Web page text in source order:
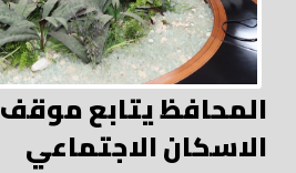
المحافظ يتابع
الاسكان الاجتماعي